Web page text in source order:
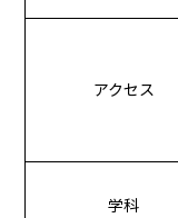
アクセス
学科